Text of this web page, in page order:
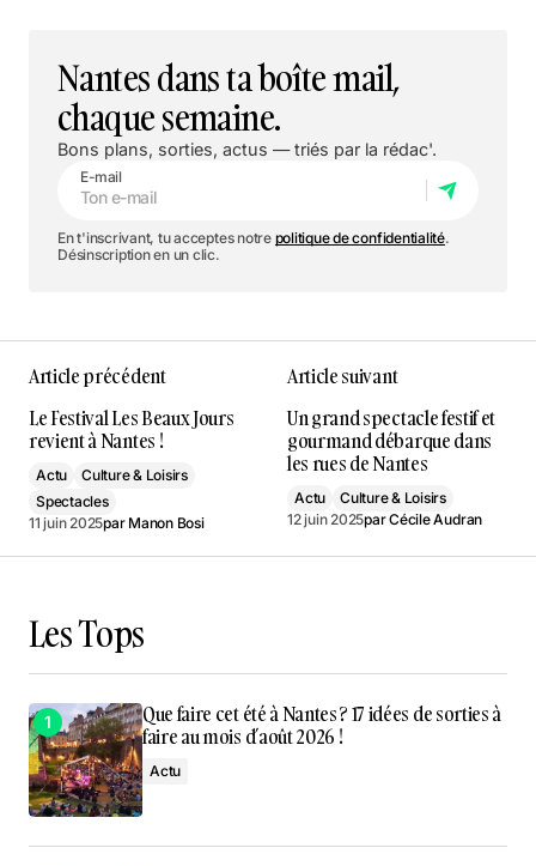
Nantes dans ta boîte mail,
chaque semaine.
Bons plans, sorties, actus — triés par la rédac'.
E-mail
En t'inscrivant, tu acceptes notre politique de confidentialité.
Désinscription en un clic.
Article précédent
Le Festival Les Beaux Jours
revient à Nantes !
Actu
Culture & Loisirs
Spectacles
11 juin 2025par Manon Bosi
Article suivant
Un grand spectacle festif et
gourmand débarque dans
les rues de Nantes
Actu
Culture & Loisirs
12 juin 2025parCécile Audran
Les Tops
Que faire cet été à Nantes ? 17 idées de sorties à
faire au mois d’août 2026 !
Actu